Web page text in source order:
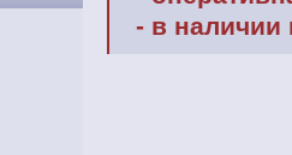
- в наличии